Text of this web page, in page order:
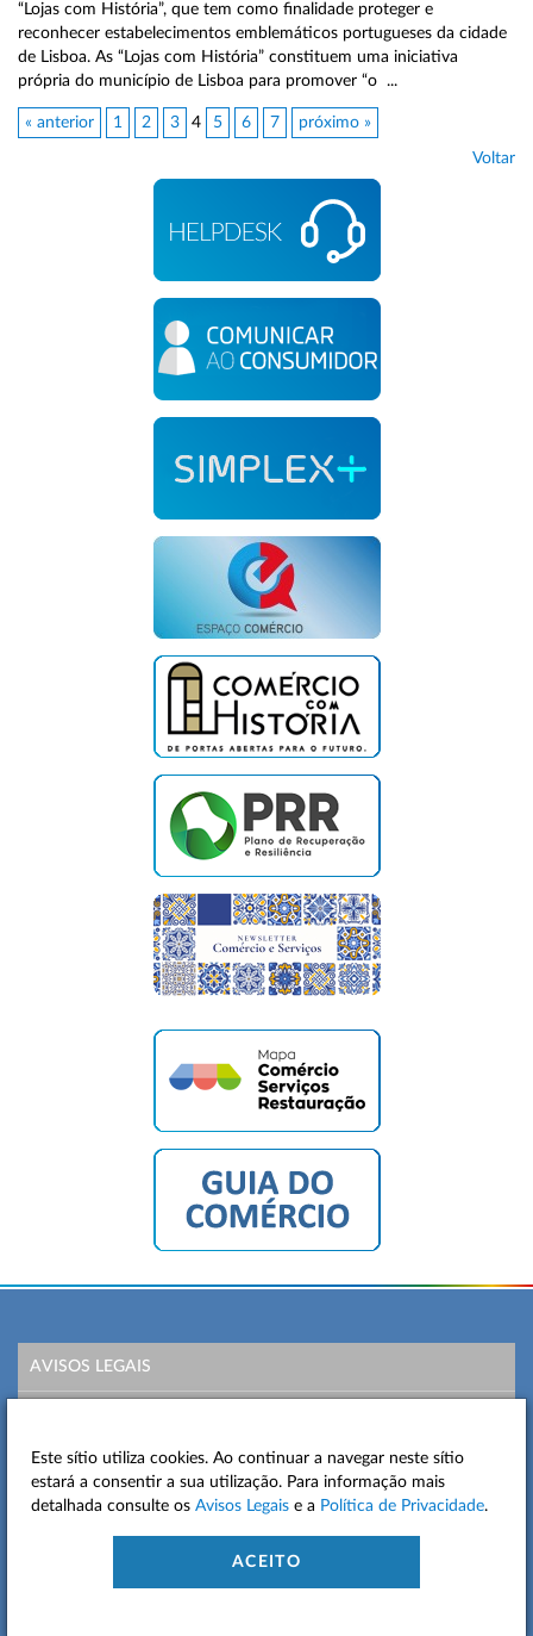
“Lojas com História”, que tem como finalidade proteger e
reconhecer estabelecimentos emblemáticos portugueses da cidade
de Lisboa. As “Lojas com História” constituem uma iniciativa
própria do município de Lisboa para promover “o ...
« anterior 1 2 3 4 5 6 7 próximo »
Voltar
AVISOS LEGAIS
MAPA DO SITE
CONTACTOS
Este sítio utiliza cookies. Ao continuar a navegar neste sítio
estará a consentir a sua utilização. Para informação mais
detalhada consulte os Avisos Legais e a Política de Privacidade.
ACEITO